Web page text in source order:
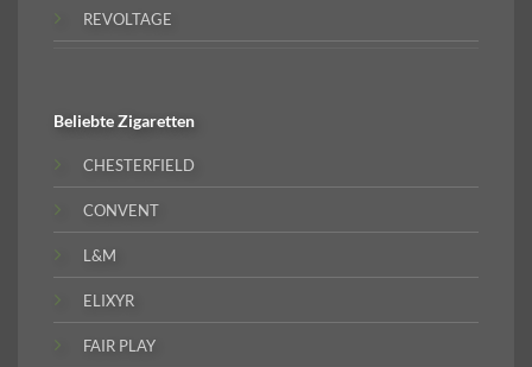
REVOLTAGE
BeliebteZigaretten
CHESTERFIELD
CONVENT
L&M
ELIXYR
FAIR PLAY